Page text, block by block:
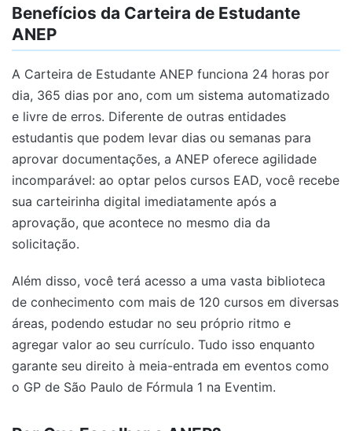
Benefícios da Carteira de Estudante
ANEP
A Carteira de Estudante ANEP funciona 24 horas por
dia, 365 dias por ano, com um sistema automatizado
e livre de erros. Diferente de outras entidades
estudantis que podem levar dias ou semanas para
aprovar documentações, a ANEP oferece agilidade
incomparável: ao optar pelos cursos EAD, você recebe
sua carteirinha digital imediatamente após a
aprovação, que acontece no mesmo dia da
solicitação.
Além disso, você terá acesso a uma vasta biblioteca
de conhecimento com mais de 120 cursos em diversas
áreas, podendo estudar no seu próprio ritmo e
agregar valor ao seu currículo. Tudo isso enquanto
garante seu direito à meia-entrada em eventos como
o GP de São Paulo de Fórmula 1 na Eventim.